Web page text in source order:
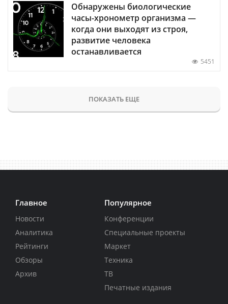
Обнаружены биологические
часы-хронометр организма —
когда они выходят из строя,
развитие человека
останавливается
5451
ПОКАЗАТЬ ЕЩЕ
Главное
Новости
Аналитика
Рейтинги
Обзоры
Архив
Популярное
Конференции
Специальные проекты
Маркет
Техника
ТВ
Печатные издания